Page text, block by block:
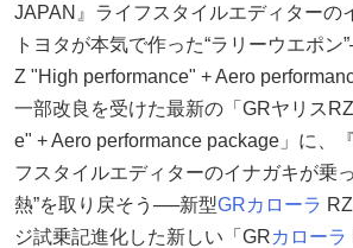
JAPAN』ライフスタイルエディターの
トヨタが本気で作った“ラリーウエポ
Z "High performance" + Aero
一部改良を受けた最新の「GRヤリス
e" + Aero performance package」に、
フスタイルエディターのイナガキが乗
熱”を取り戻そう──新型GRカローラ
ジ試乗記進化した新しい「GRカローラ